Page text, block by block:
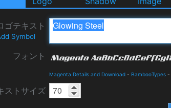
ゴテキスト
Symbol
フォント
Magenta Details and Download - BambooTypes -
ストサイズ